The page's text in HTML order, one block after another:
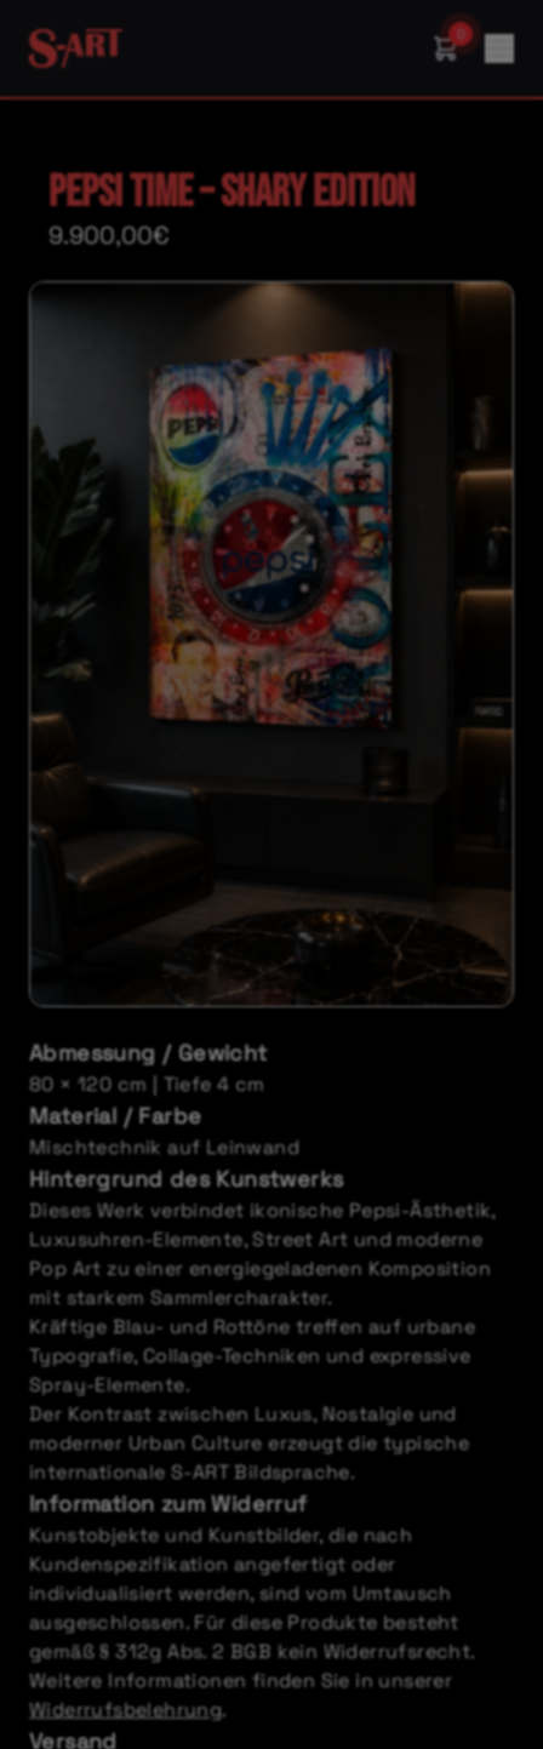
PEPSI TIME – SHARY EDITION
9.900,00€
Abmessung / Gewicht
80 × 120 cm | Tiefe 4 cm
Material / Farbe
Mischtechnik auf Leinwand
Hintergrund des Kunstwerks
Dieses Werk verbindet ikonische Pepsi-Ästhetik,
Luxusuhren-Elemente, Street Art und moderne
Pop Art zu einer energiegeladenen Komposition
mit starkem Sammlercharakter.
Kräftige Blau- und Rottöne treffen auf urbane
Typografie, Collage-Techniken und expressive
Spray-Elemente.
Der Kontrast zwischen Luxus, Nostalgie und
moderner Urban Culture erzeugt die typische
internationale S-ART Bildsprache.
Information zum Widerruf
Kunstobjekte und Kunstbilder, die nach
Kundenspezifikation angefertigt oder
individualisiert werden, sind vom Umtausch
ausgeschlossen. Für diese Produkte besteht
gemäß § 312g Abs. 2 BGB kein Widerrufsrecht.
Weitere Informationen finden Sie in unserer
Widerrufsbelehrung.
Versand